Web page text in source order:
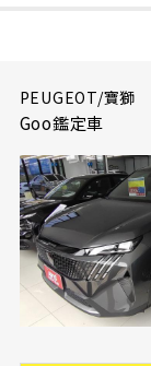
PEUGEOT/寶獅
Goo鑑定車